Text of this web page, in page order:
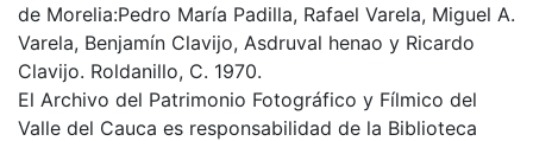
de Morelia:Pedro María Padilla, Rafael Varela, Miguel A.
Varela, Benjamín Clavijo, Asdruval henao y Ricardo
Clavijo. Roldanillo, C. 1970.
El Archivo del Patrimonio Fotográfico y Fílmico del
Valle del Cauca es responsabilidad de la Biblioteca